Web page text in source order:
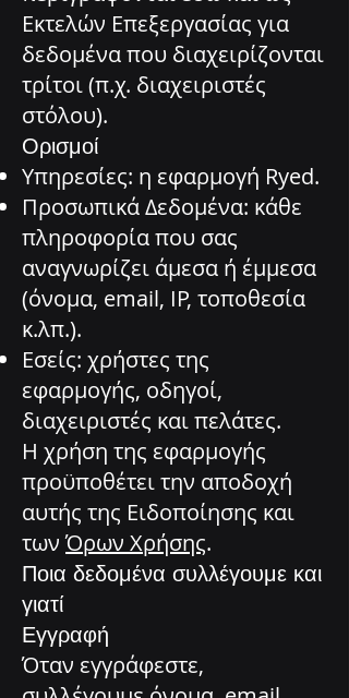
Εκτελών Επεξεργασίας για
δεδομένα που διαχειρίζονται
τρίτοι (π.χ. διαχειριστές
στόλου).
Ορισμοί
Υπηρεσίες: η εφαρμογή Ryed.
Προσωπικά Δεδομένα: κάθε
πληροφορία που σας
αναγνωρίζει άμεσα ή έμμεσα
(όνομα, email, IP, τοποθεσία
κ.λπ.).
Εσείς: χρήστες της
εφαρμογής, οδηγοί,
διαχειριστές και πελάτες.
Η χρήση της εφαρμογής
προϋποθέτει την αποδοχή
αυτής της Ειδοποίησης και
τωνΌρων Χρήσης.
Ποια δεδομένα συλλέγουμε και
γιατί
Εγγραφή
Όταν εγγράφεστε,